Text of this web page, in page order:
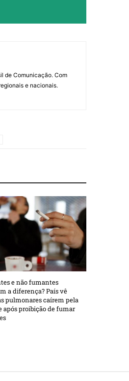
de Comunicação. Com
e nacionais.
e não fumantes
a diferença? País vê
pulmonares caírem pela
após proibição de fumar